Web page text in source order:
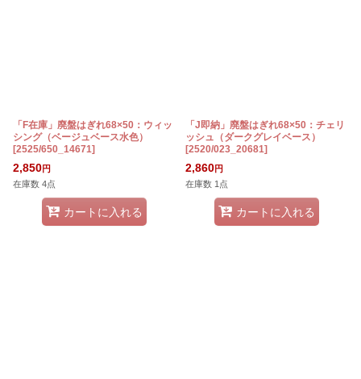
「F在庫」廃盤はぎれ68×50：ウィッ
シング（ベージュベース水色）
[2525/650_14671]
2,850円
在庫数 4点
カートに入れる
「J即納」廃盤はぎれ68×50：チェリ
ッシュ（ダークグレイベース）
[2520/023_20681]
2,860円
在庫数 1点
カートに入れる